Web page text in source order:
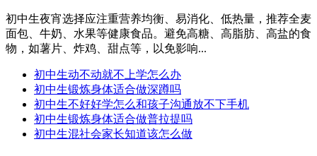
初中生夜宵选择应注重营养均衡、易消化、低热量，推荐全麦
面包、牛奶、水果等健康食品。避免高糖、高脂肪、高盐的食
物，如薯片、炸鸡、甜点等，以免影响...
初中生动不动就不上学怎么办
初中生锻炼身体适合做深蹲吗
初中生不好好学怎么和孩子沟通放不下手机
初中生锻炼身体适合做普拉提吗
初中生混社会家长知道该怎么做